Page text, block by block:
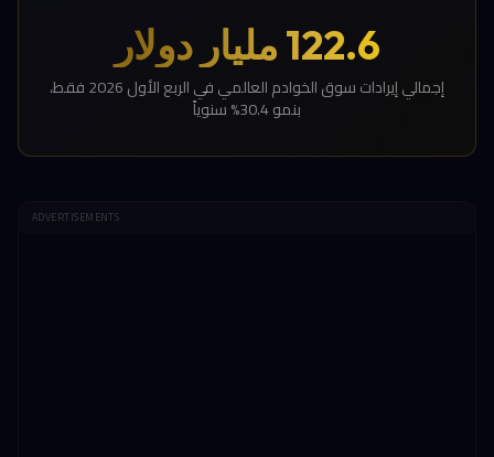
122.6 مليار دولار
إجمالي إيرادات سوق الخوادم العالمي في الربع الأول 2026 فقط،
بنمو 30.4% سنوياً
ADVERTISEMENTS